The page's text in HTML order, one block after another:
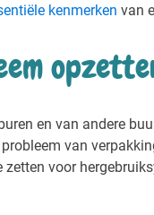
kenmerken van
en van andere
van
voor